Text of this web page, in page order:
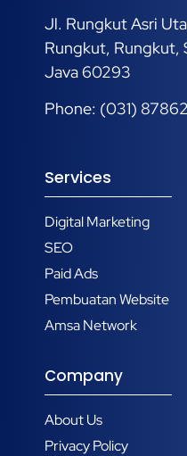
Jl. Rungkut Asri
Rungkut, Rungkut,
Java 60293
Phone: (031)
Services
Digital Marketing
SEO
Paid Ads
Pembuatan Website
Amsa Network
Company
About Us
Privacy Policy